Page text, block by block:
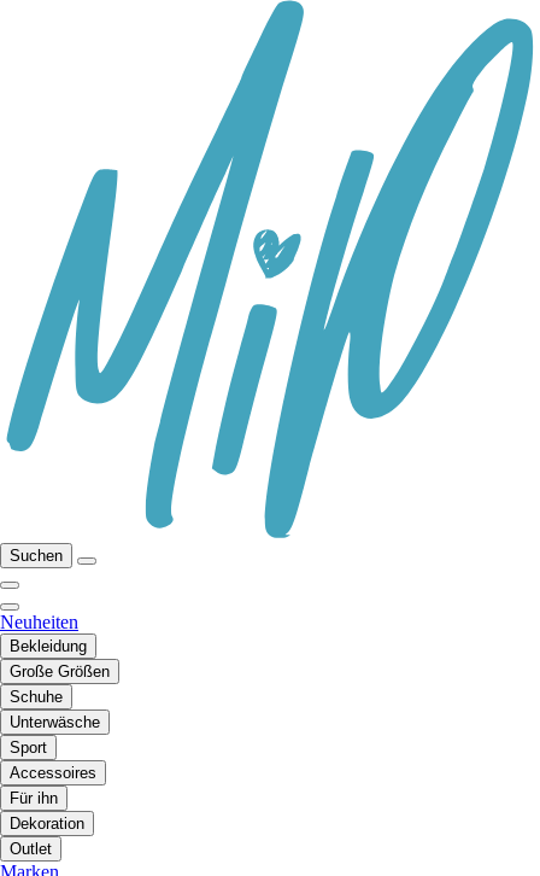
Suchen
Neuheiten
Bekleidung
Große Größen
Schuhe
Unterwäsche
Sport
Accessoires
Für ihn
Dekoration
Outlet